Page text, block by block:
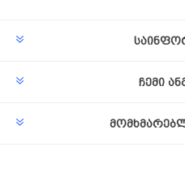
ჩემი